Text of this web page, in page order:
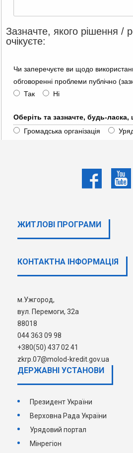
Зазначте, якого рішення /
очікуєте:
Чи заперечуєте ви щодо
обговоренні проблеми публічно
Так
Ні
Оберіть та зазначте, будь-
Громадська організація
Поштою
E-mail
Наступна
ЖИТЛОВІ ПРОГРАМИ
КОНТАКТНА ІНФОРМАЦІЯ
м.Ужгород,
вул. Перемоги, 32а
88018
044 363 09 98
+380(50) 437 02 41
zkrp.07@molod-kredit.gov.ua
ДЕРЖАВНI УСТАНОВИ
Президент України
Верховна Рада України
Урядовий портал
Мінрегіон